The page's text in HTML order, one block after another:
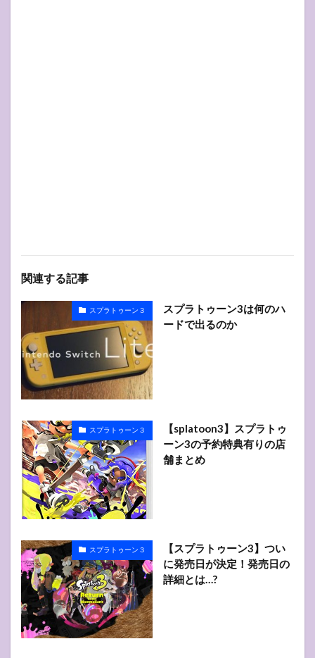
関連する記事
スプラトゥーン３
スプラトゥーン3は何のハ
ードで出るのか
スプラトゥーン３
【splatoon3】スプラトゥ
ーン3の予約特典有りの店
舗まとめ
スプラトゥーン３
【スプラトゥーン3】つい
に発売日が決定！発売日の
詳細とは…?